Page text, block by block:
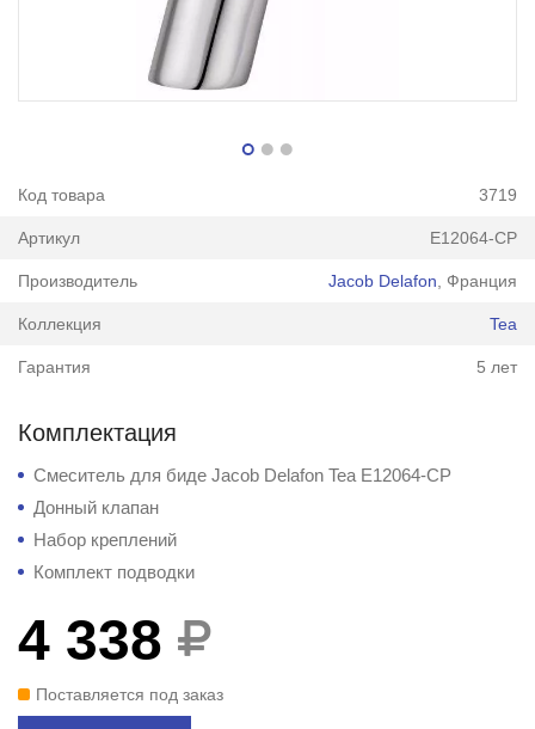
Код товара 3719
Артикул E12064-CP
Производитель Jacob Delafon , Франция
Коллекция Tea
Гарантия 5 лет
Комплектация
Смеситель для биде Jacob Delafon Tea E12064-CP
Донный клапан
Набор креплений
Комплект подводки
4 338
Поставляется под заказ